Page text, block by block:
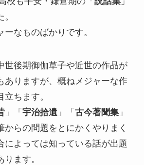
ーなものばかりです。
世後期御伽草子や近世の作品が
ありますが、概ねメジャーな作
ちます。
」「 宇治拾遺 」「 古今著聞集」
からの問題をとにかくやりまく
によっては知っている話が出題
ます。